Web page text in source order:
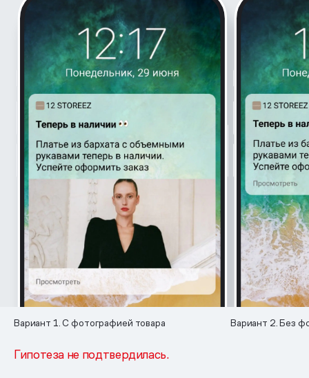
Вариант 1. С фотографией товара Вариант 2. Без
Гипотеза не подтвердилась.